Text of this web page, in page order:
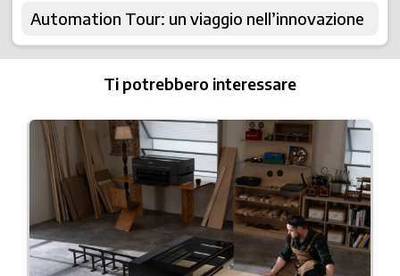
Automation Tour: un viaggio nell’innovazione
Ti potrebbero interessare